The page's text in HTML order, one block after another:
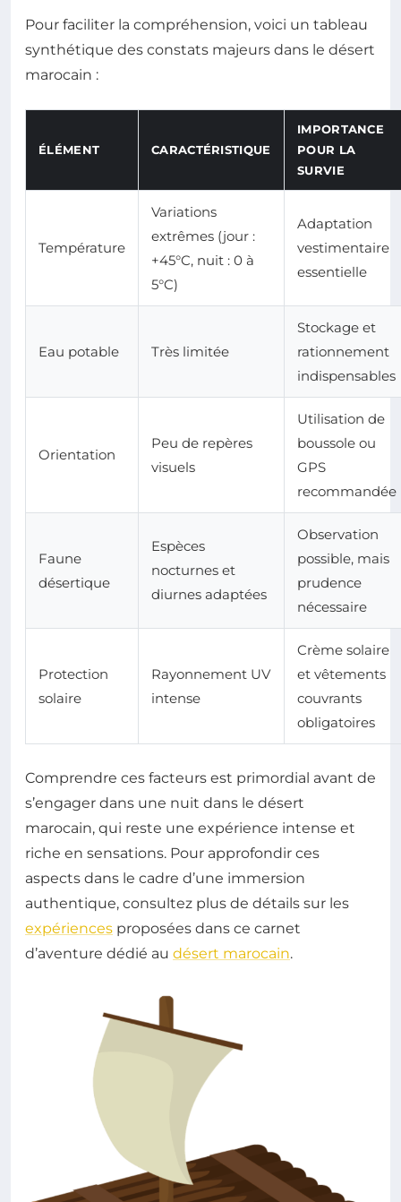
Pour faciliter la compréhension, voici un tableau
synthétique des constats majeurs dans le désert
marocain :
ÉLÉMENT CARACTÉRISTIQUE
IMPORTANCE
POUR LA
SURVIE
Température
Variations
extrêmes (jour :
+45°C, nuit : 0 à
5°C)
Adaptation
vestimentaire
essentielle
Eau potable Très limitée
Stockage et
rationnement
indispensables
Orientation
Peu de repères
visuels
Utilisation de
boussole ou
GPS
recommandée
Faune
désertique
Espèces
nocturnes et
diurnes adaptées
Observation
possible, mais
prudence
nécessaire
Protection
solaire
Rayonnement UV
intense
Crème solaire
et vêtements
couvrants
obligatoires
Comprendre ces facteurs est primordial avant de
s’engager dans une nuit dans le désert
marocain, qui reste une expérience intense et
riche en sensations. Pour approfondir ces
aspects dans le cadre d’une immersion
authentique, consultez plus de détails sur les
expériences proposées dans ce carnet
d’aventure dédié au désert marocain.